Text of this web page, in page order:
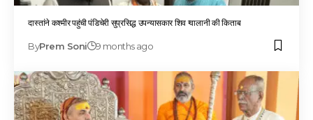
दास्तांने कश्मीर पहुंची पंडिचेरी सुप्रसिद्ध उपन्यासकार शिव ग्वालानी की किताब
ByPrem Soni 9 months ago